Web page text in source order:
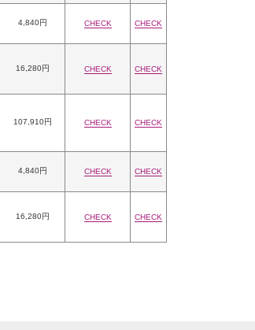
4,840円 CHECK CHECK
16,280円 CHECK CHECK
107,910円 CHECK CHECK
4,840円 CHECK CHECK
16,280円 CHECK CHECK